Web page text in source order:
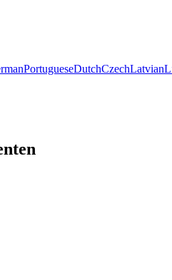
PortugueseDutchCzechLatvian